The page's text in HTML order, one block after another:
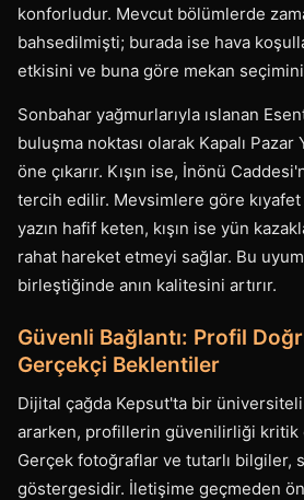
konforludur. Mevcut bölümlerde
bahsedilmişti; burada ise hava
etkisini ve buna göre mekan
Sonbahar yağmurlarıyla ıslanan
buluşma noktası olarak Kapalı Pazar
öne çıkarır. Kışın ise, İnönü
tercih edilir. Mevsimlere göre
yazın hafif keten, kışın ise yün
rahat hareket etmeyi sağlar. Bu
birleştiğinde anın kalitesini artırır.
Güvenli Bağlantı: Profil
Gerçekçi Beklentiler
Dijital çağda Kepsut'ta bir
ararken, profillerin güvenilirliği kritik
Gerçek fotoğraflar ve tutarlı bilgiler,
göstergesidir. İletişime geçmeden